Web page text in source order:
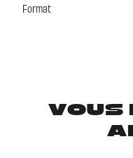
Format
VOUS